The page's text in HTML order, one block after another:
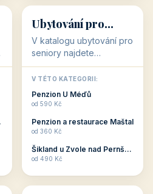
🧓 33 objektů
Ubytování pro
seniory
V katalogu ubytování pro
seniory najdete
penziony a hotely, které
jsou přizpůsobeny pro
ubytování klientů vyššího
věku. Některé z nich
V TÉTO KATEGORII:
Penzion U Méďů
od 590 Kč
Penzion a restaurace Maštal
od 360 Kč
Šikland u Zvole nad Pernštejnem
od 490 Kč
🚴